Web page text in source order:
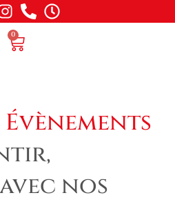
0
Évènements
nos